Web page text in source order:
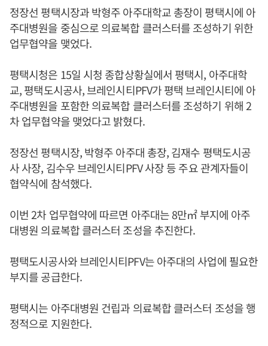
정장선 평택시장과 박형주 아주대학교 총장이 평택시에 아
주대병원을 중심으로 의료복합 클러스터를 조성하기 위한
업무협약을 맺었다.
평택시청은 15일 시청 종합상황실에서 평택시, 아주대학
교, 평택도시공사, 브레인시티PFV가 평택 브레인시티에 아
주대병원을 포함한 의료복합 클러스터를 조성하기 위해 2
차 업무협약을 맺었다고 밝혔다.
정장선 평택시장, 박형주 아주대 총장, 김재수 평택도시공
사 사장, 김수우 브레인시티PFV 사장 등 주요 관계자들이
협약식에 참석했다.
이번 2차 업무협약에 따르면 아주대는 8만㎡ 부지에 아주
대병원 의료복합 클러스터 조성을 추진한다.
평택도시공사와 브레인시티PFV는 아주대의 사업에 필요한
부지를 공급한다.
평택시는 아주대병원 건립과 의료복합 클러스터 조성을 행
정적으로 지원한다.